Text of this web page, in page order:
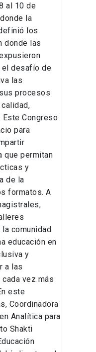
al 10 de
la
los
donde las
el desafío de
las
procesos
Congreso
para
que permitan
y
de la
formatos. A
comunidad
educación en
y
a las
vez más
este
Coordinadora
Analítica para
Shakti